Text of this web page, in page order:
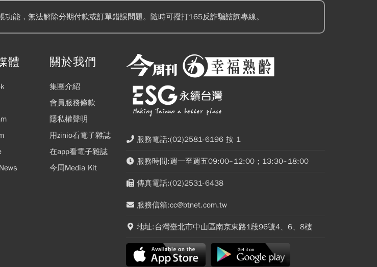
能，無法解除分期付款或訂單錯誤問題。隨時可撥打165反詐騙諮詢專線。
體 關於我們
集團介紹
會員服務條款
隱私權聲明
用zinio看電子雜誌
在app看電子雜誌
今周Media Kit
服務電話:(02)2581-6196 按 1
服務時間:週一至週五09:00~12:00；13:30~18:00
傳真電話:(02)2531-6438
服務信箱:cc@btnet.com.tw
地址:台灣臺北市中山區南京東路1段96號4、6、8樓